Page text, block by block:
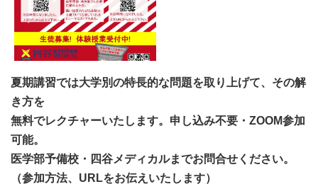
夏期講習では大学別の特長的な問題を取り上げて、その解
き方を
無料でレクチャーいたします。申し込み不要・ZOOM参加
可能。
医学部予備校・四谷メディカルまでお問合せください。
（参加方法、URLをお伝えいたします）